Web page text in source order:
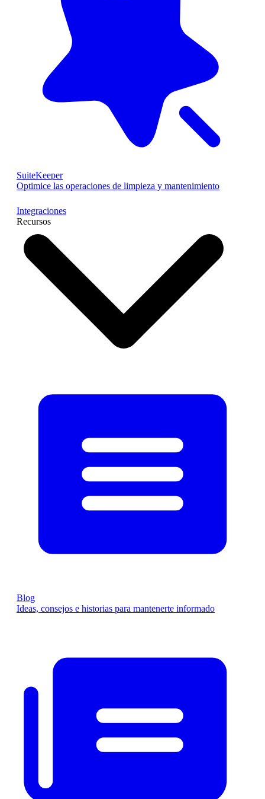
SuiteKeeper
Optimice las operaciones de limpieza y mantenimiento
Integraciones
Recursos
Blog
Ideas, consejos e historias para mantenerte informado